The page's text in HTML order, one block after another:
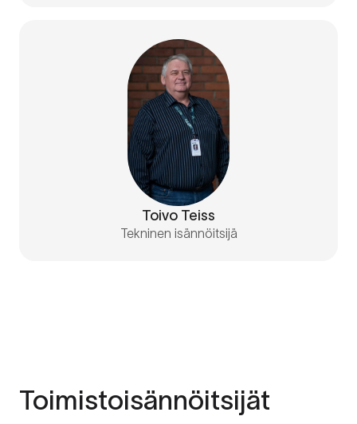
Toivo Teiss
Tekninen isännöitsijä
Toimistoisännöitsijät